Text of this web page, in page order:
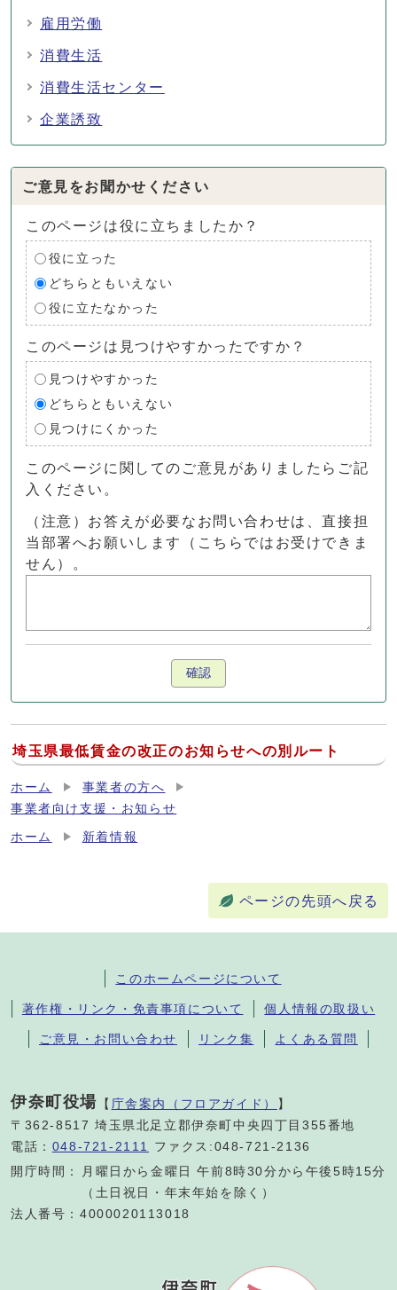
雇用労働
消費生活
消費生活センター
企業誘致
ご意見をお聞かせください
このページは役に立ちましたか？
役に立った
どちらともいえない
役に立たなかった
このページは見つけやすかったですか？
見つけやすかった
どちらともいえない
見つけにくかった
このページに関してのご意見がありましたらご記
入ください。
（注意）お答えが必要なお問い合わせは、直接担
当部署へお願いします（こちらではお受けできま
せん）。
確認
埼玉県最低賃金の改正のお知らせへの別ルート
ホーム
事業者の方へ
事業者向け支援・お知らせ
ホーム 新着情報
ページの先頭へ戻る
このホームページについて
著作権・リンク・免責事項について 個人情報の取扱い
ご意見・お問い合わせ リンク集 よくある質問
伊奈町役場 【 庁舎案内（フロアガイド） 】
〒362-8517 埼玉県北足立郡伊奈町中央四丁目355番地
電話： 048-721-2111
ファクス:048-721-2136
開庁時間：
月曜日から金曜日 午前8時30分から午後5時15分
（土日祝日・年末年始を除く）
法人番号：4000020113018